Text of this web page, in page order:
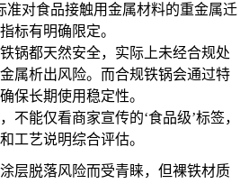
准对食品接触用金属材料的重金属迁
标有明确限定。
锅都天然安全，实际上未经合规处
属析出风险。而合规铁锅会通过特
保长期使用稳定性。
不能仅看商家宣传的‘食品级’标签，
工艺说明综合评估。
层脱落风险而受青睐，但裸铁材质